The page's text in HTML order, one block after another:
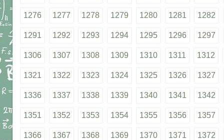
1276 1277 1278 1279 1280 1281 1282
1291 1292 1293 1294 1295 1296 1297
1306 1307 1308 1309 1310 1311 1312
1321 1322 1323 1324 1325 1326 1327
1336 1337 1338 1339 1340 1341 1342
1351 1352 1353 1354 1355 1356 1357
1366 1367 1368 1369 1370 1371 1372